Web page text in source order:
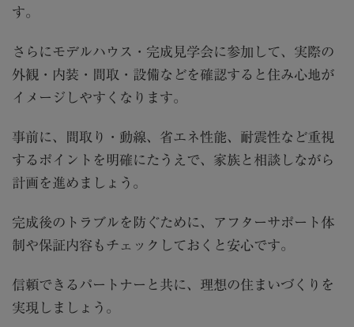
す。
さらにモデルハウス・完成見学会に参加して、実際の
外観・内装・間取・設備などを確認すると住み心地が
イメージしやすくなります。
事前に、間取り・動線、省エネ性能、耐震性など重視
するポイントを明確にたうえで、家族と相談しながら
計画を進めましょう。
完成後のトラブルを防ぐために、アフターサポート体
制や保証内容もチェックしておくと安心です。
信頼できるパートナーと共に、理想の住まいづくりを
実現しましょう。